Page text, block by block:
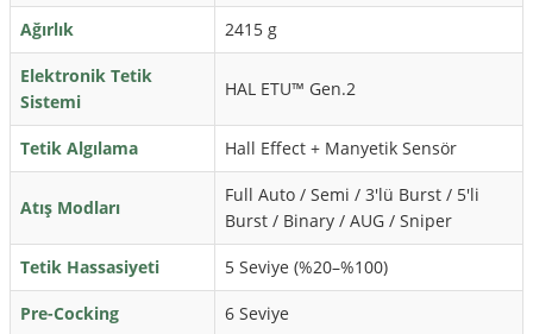
Ağırlık 2415 g
Elektronik Tetik
Sistemi
HAL ETU™ Gen.2
Tetik Algılama Hall Effect + Manyetik Sensör
Atış Modları
Full Auto / Semi / 3'lü Burst / 5'li
Burst / Binary / AUG / Sniper
Tetik Hassasiyeti 5 Seviye (%20–%100)
Pre-Cocking 6 Seviye